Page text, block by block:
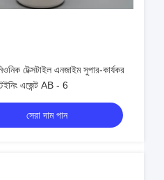
টেক্সটাইল এনজাইম সুপার-কার্যকর
এজেন্ট AB - 6
সেরা দাম পান